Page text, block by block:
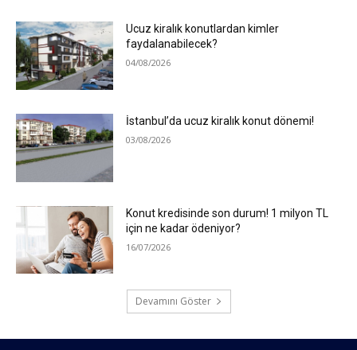
Ucuz kiralık konutlardan kimler
faydalanabilecek?
04/08/2026
İstanbul’da ucuz kiralık konut dönemi!
03/08/2026
Konut kredisinde son durum! 1 milyon TL
için ne kadar ödeniyor?
16/07/2026
Devamını Göster